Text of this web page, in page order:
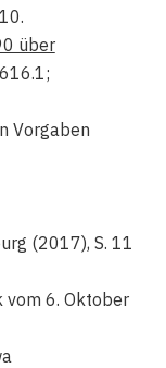
über
Vorgaben
(2017), S. 11
vom 6. Oktober